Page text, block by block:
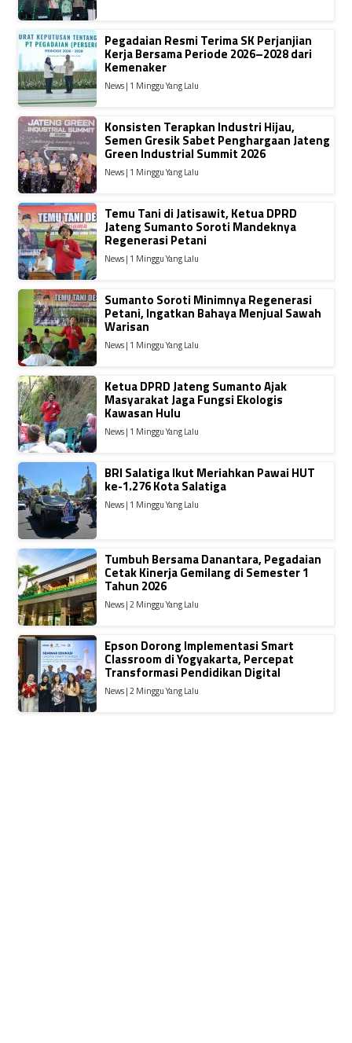
Pegadaian Resmi Terima SK Perjanjian
Kerja Bersama Periode 2026–2028 dari
Kemenaker
News | 1 Minggu Yang Lalu
Konsisten Terapkan Industri Hijau,
Semen Gresik Sabet Penghargaan Jateng
Green Industrial Summit 2026
News | 1 Minggu Yang Lalu
Temu Tani di Jatisawit, Ketua DPRD
Jateng Sumanto Soroti Mandeknya
Regenerasi Petani
News | 1 Minggu Yang Lalu
Sumanto Soroti Minimnya Regenerasi
Petani, Ingatkan Bahaya Menjual Sawah
Warisan
News | 1 Minggu Yang Lalu
Ketua DPRD Jateng Sumanto Ajak
Masyarakat Jaga Fungsi Ekologis
Kawasan Hulu
News | 1 Minggu Yang Lalu
BRI Salatiga Ikut Meriahkan Pawai HUT
ke-1.276 Kota Salatiga
News | 1 Minggu Yang Lalu
Tumbuh Bersama Danantara, Pegadaian
Cetak Kinerja Gemilang di Semester 1
Tahun 2026
News | 2 Minggu Yang Lalu
Epson Dorong Implementasi Smart
Classroom di Yogyakarta, Percepat
Transformasi Pendidikan Digital
News | 2 Minggu Yang Lalu